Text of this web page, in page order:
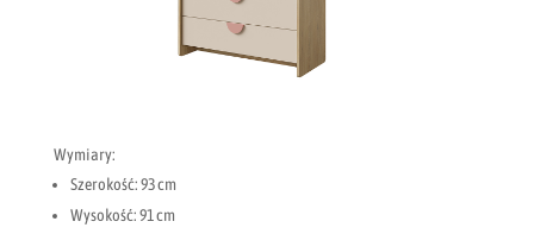
Wymiary:
Szerokość: 93 cm
Wysokość: 91 cm